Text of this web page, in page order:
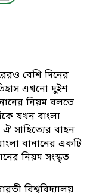
বেশি দিনের
এখনো দুইশ
নিয়ম বলতে
যখন বাংলা
সাহিত্যের বাহন
বানানের একটি
নিয়ম সংস্কৃত
বিশ্ববিদ্যালয়